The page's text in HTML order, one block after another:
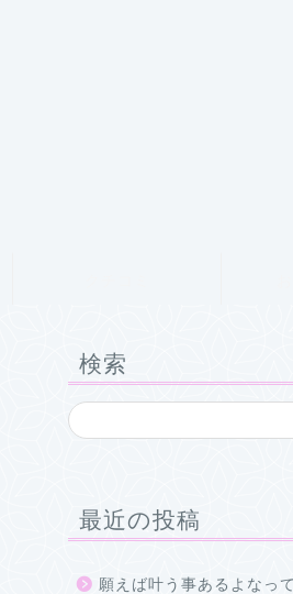
検索
最近の投稿
願えば叶う事あるよなっ